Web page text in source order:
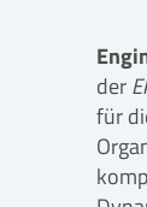
der
für